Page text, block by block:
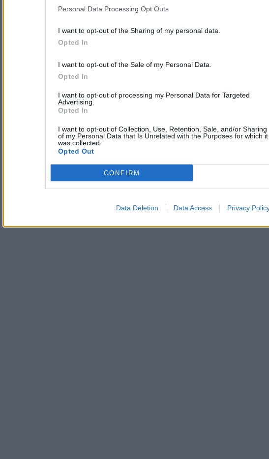
Personal Data Processing Opt Outs
I want to opt-out of the Sharing of my personal data.
Opted In
I want to opt-out of the Sale of my Personal Data.
Opted In
I want to opt-out of processing my Personal Data for Targeted
Advertising.
Opted In
I want to opt-out of Collection, Use, Retention, Sale, and/or Sharing
of my Personal Data that Is Unrelated with the Purposes for which it
was collected.
Opted Out
CONFIRM
Data Deletion Data Access Privacy